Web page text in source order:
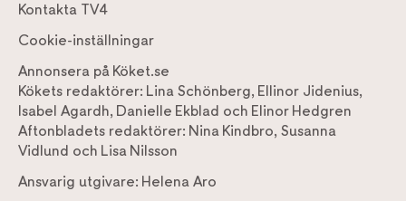
Kontakta TV4
Cookie-inställningar
Annonsera på Köket.se
Kökets redaktörer: Lina Schönberg, Ellinor Jidenius,
Isabel Agardh, Danielle Ekblad och Elinor Hedgren
Aftonbladets redaktörer: Nina Kindbro, Susanna
Vidlund och Lisa Nilsson
Ansvarig utgivare: Helena Aro